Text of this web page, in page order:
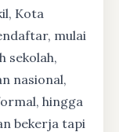
Kota
mulai
sekolah,
nasional,
hingga
bekerja tapi